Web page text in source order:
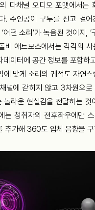
다채널 오디오 포맷에서는
.주인공이 구두를 신고 걸어
‘어떤 소리 ’가 녹음된 것이지 , ‘
비 애트모스에서는 각각의 사
데이터에 공간 정보를 포함하
에 맞게 소리의 궤적도 자연스
채널에 갇히지 않고 3차원으로
놀라운 현실감을 전달하는 것
는 청취자의 전후좌우에만
추가해 360도 입체 음향을